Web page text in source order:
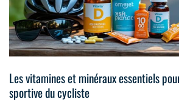
Les vitamines et minéraux essentiels
sportive du cycliste